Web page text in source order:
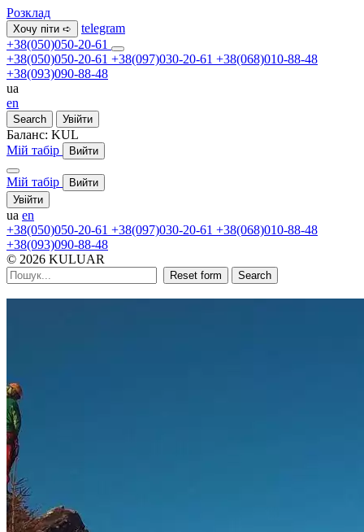
Розклад
Хочу піти ➪
telegram
+38(050)050-20-61
+38(050)050-20-61 +38(097)030-20-61 +38(068)010-88-48
+38(093)090-88-48
ua
en
Search Увійти
Баланс: KUL
Мій табір
Вийти
Мій табір
Вийти
Увійти
ua en
+38(050)050-20-61 +38(097)030-20-61 +38(068)010-88-48
+38(093)090-88-48
© 2026 KULUAR
Reset form Search